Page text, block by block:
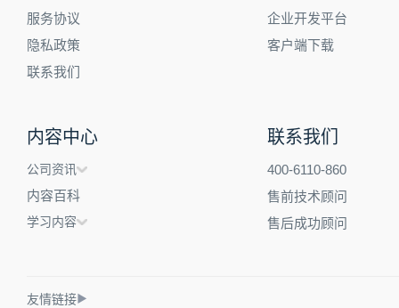
服务协议
隐私政策
联系我们
企业开发平台
客户端下载
内容中心
公司资讯
内容百科
学习内容
联系我们
400-6110-860
售前技术顾问
售后成功顾问
友情链接 ▶